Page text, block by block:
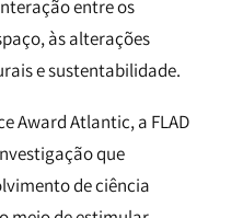
entre os
às alterações
e sustentabilidade.
Award Atlantic, a FLAD
que
de ciência